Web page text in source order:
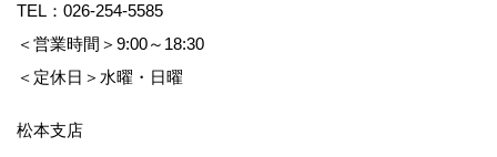
TEL： 026-254-5585
＜営業時間＞9:00～18:30
＜定休日＞水曜・日曜
松本支店